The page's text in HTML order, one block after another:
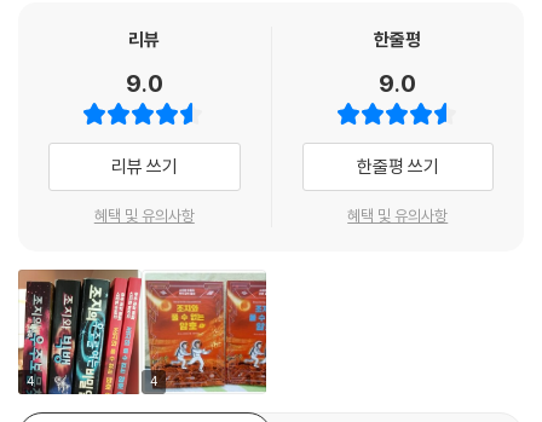
기의 흐름을 이해할 수 있도록 중간중간 생소한 우주 관련 내용이나 어려
운 과학 개념들을 알기 쉽게 설명해 주는
페이지도 있다. 양자 컴퓨터, 3D 프린팅 등 이야기 속에서는 상세하게 설
명할 수 없었던 과학적 사실들을 더 깊이 있게 담아 내었다. 또한 토성의 위
성인 엔켈라두스, 달의 어두운 면, 우주 정거장 내부 모습 등 우주의 아름답
고 신비로움을 담은 실감나는 위성 사진이 실려 있어, 아이들의 무한한 상
천문학은 물론 수학, 물리학, 화학 등 과학의 전 분야에 걸친 지식들이 총동
원된 〈스티븐 호킹의 우주 과학 동화〉 시리즈는 과학은 지루하고 어렵고 딱
딱하다는 편견을 깨뜨리고, 호기심으로 가득 찬 어린 탐험가들에게 지적
즐거움을 선사해 줄 것이다.
여간해서는 과학책을 읽지 않는 아이들의 마음을 움직일 정도로 재미있고
독창적인 책!
스티븐 호킹이 설명하는 과학은 게임처럼 신나고, 판타지 소설처럼 재밌
- [USA투데이]
리뷰
9.0
리뷰 쓰기
혜택 및 유의사항
한줄평
9.0
한줄평 쓰기
혜택 및 유의사항
4 4